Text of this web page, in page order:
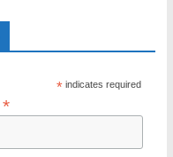
* indicates required
*